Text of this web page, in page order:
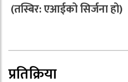
(तस्बिर: एआईको सिर्जना हो)
प्रतिक्रिया